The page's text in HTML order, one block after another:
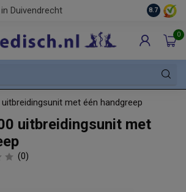
in Duivendrecht 8.7
0
met één handgreep
uitbreidingsunit met
(0)